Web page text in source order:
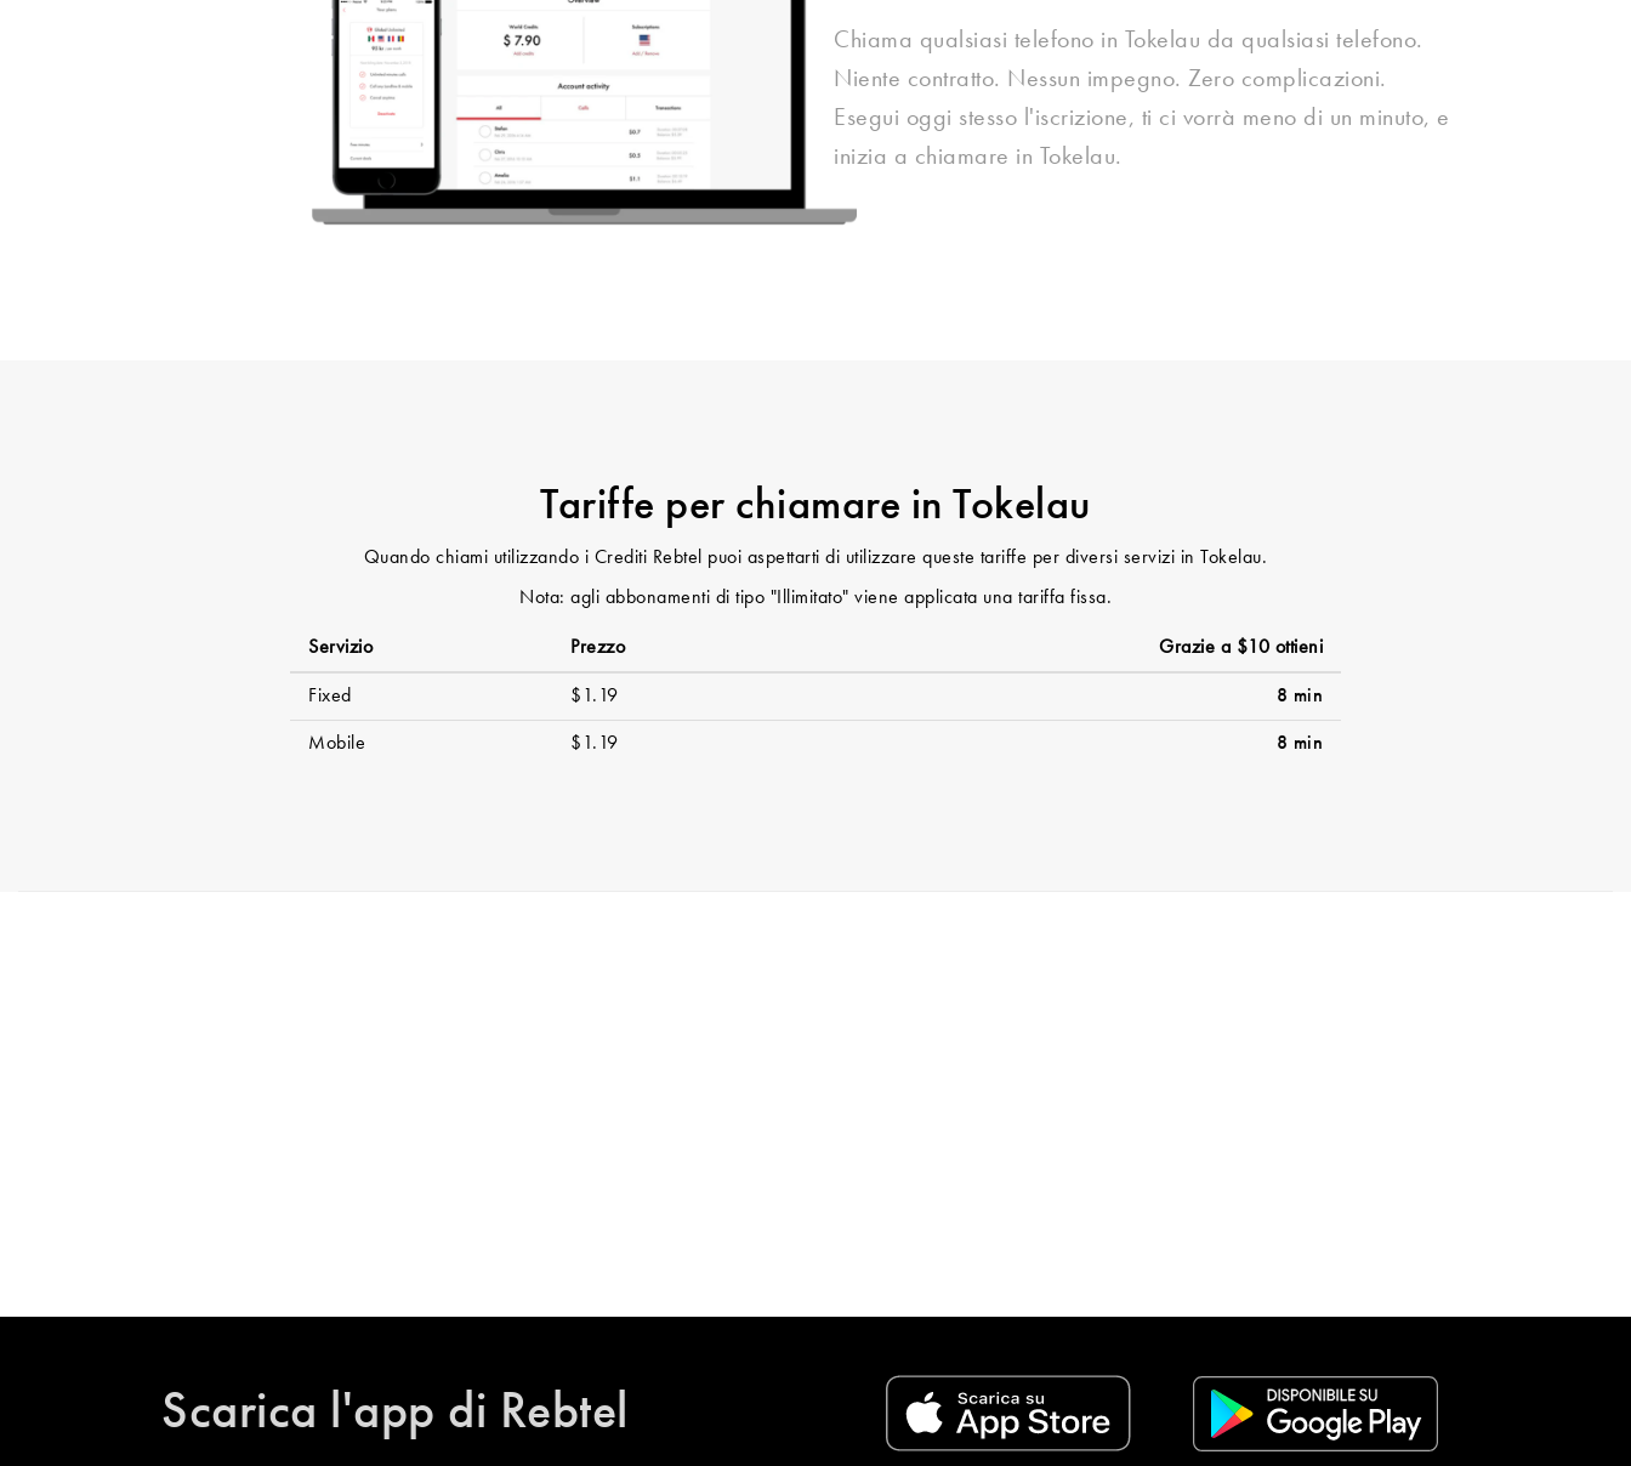
Chiama qualsiasi telefono in Tokelau da qualsiasi telefono.
Niente contratto. Nessun impegno. Zero complicazioni.
Esegui oggi stesso l'iscrizione, ti ci vorrà meno di un minuto, e
inizia a chiamare in Tokelau.
Tariffe per chiamare in Tokelau
Quando chiami utilizzando i Crediti Rebtel puoi aspettarti di utilizzare queste tariffe per diversi servizi in Tokelau.
Nota: agli abbonamenti di tipo "Illimitato" viene applicata una tariffa fissa.
Servizio Prezzo Grazie a $10 ottieni
Fixed $1.19 8 min
Mobile $1.19 8 min
Scarica l'app di Rebtel